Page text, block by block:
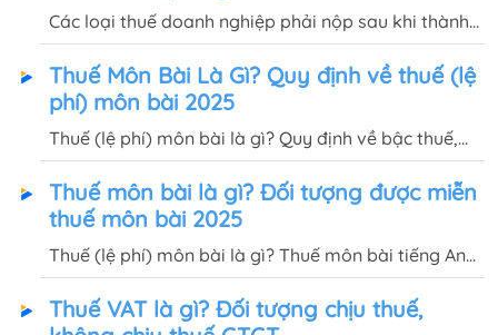
Các loại thuế doanh nghiệp phải nộp sau khi thành
lập và cách tính thuế môn bài, thuế GTGT, thuế
TNDN, thuế TNCN sẽ được giải đáp đầy đủ trong bài
viết này.
Thuế Môn Bài Là Gì? Quy định về thuế (lệ
phí) môn bài 2025
Thuế (lệ phí) môn bài là gì? Quy định về bậc thuế,
thời hạn nộp tờ khai thuế & tiền thuế môn bài của hộ
kinh doanh, công ty, các đơn vị phụ thuộc như thế
nào?
Thuế môn bài là gì? Đối tượng được miễn
thuế môn bài 2025
Thuế (lệ phí) môn bài là gì? Thuế môn bài tiếng Anh
là gì? Trường hợp nào được miễn thuế môn bài
trong năm 2025? Cùng Quốc Việt tìm hiểu tại bài
Thuế VAT là gì? Đối tượng chịu thuế,